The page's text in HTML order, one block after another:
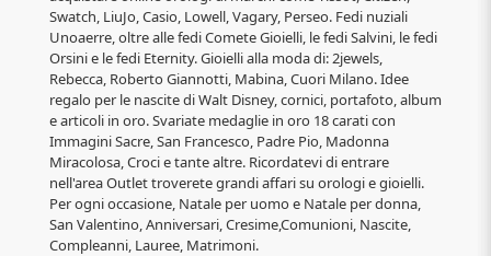
Swatch, LiuJo, Casio, Lowell, Vagary, Perseo. Fedi nuziali
Unoaerre, oltre alle fedi Comete Gioielli, le fedi Salvini, le fedi
Orsini e le fedi Eternity. Gioielli alla moda di: 2jewels,
Rebecca, Roberto Giannotti, Mabina, Cuori Milano. Idee
regalo per le nascite di Walt Disney, cornici, portafoto, album
e articoli in oro. Svariate medaglie in oro 18 carati con
Immagini Sacre, San Francesco, Padre Pio, Madonna
Miracolosa, Croci e tante altre. Ricordatevi di entrare
nell'area Outlet troverete grandi affari su orologi e gioielli.
Per ogni occasione, Natale per uomo e Natale per donna,
San Valentino, Anniversari, Cresime,Comunioni, Nascite,
Compleanni, Lauree, Matrimoni.